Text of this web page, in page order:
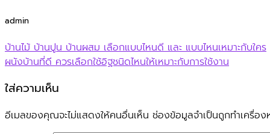
admin
บ้านไม้ บ้านปูน บ้านผสม เลือกแบบไหนดี และ แบบไหนเหมาะกับใคร
ผนังบ้านที่ดี ควรเลือกใช้อิฐชนิดไหนให้เหมาะกับการใช้งาน
ใส่ความเห็น
อีเมลของคุณจะไม่แสดงให้คนอื่นเห็น ช่องข้อมูลจำเป็นถูกทำเครื่อง